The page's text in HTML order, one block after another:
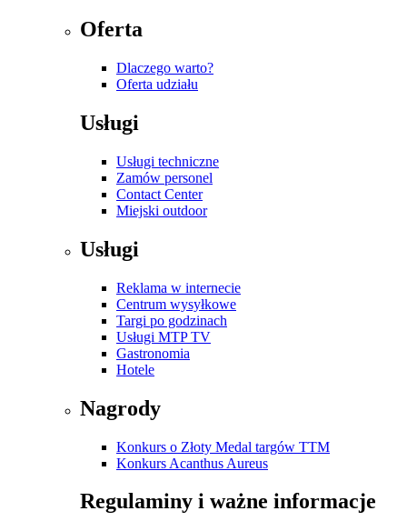
Oferta
Dlaczego warto?
Oferta udziału
Usługi
Usługi techniczne
Zamów personel
Contact Center
Miejski outdoor
Usługi
Reklama w internecie
Centrum wysyłkowe
Targi po godzinach
Usługi MTP TV
Gastronomia
Hotele
Nagrody
Konkurs o Złoty Medal targów TTM
Konkurs Acanthus Aureus
Regulaminy i ważne informacje